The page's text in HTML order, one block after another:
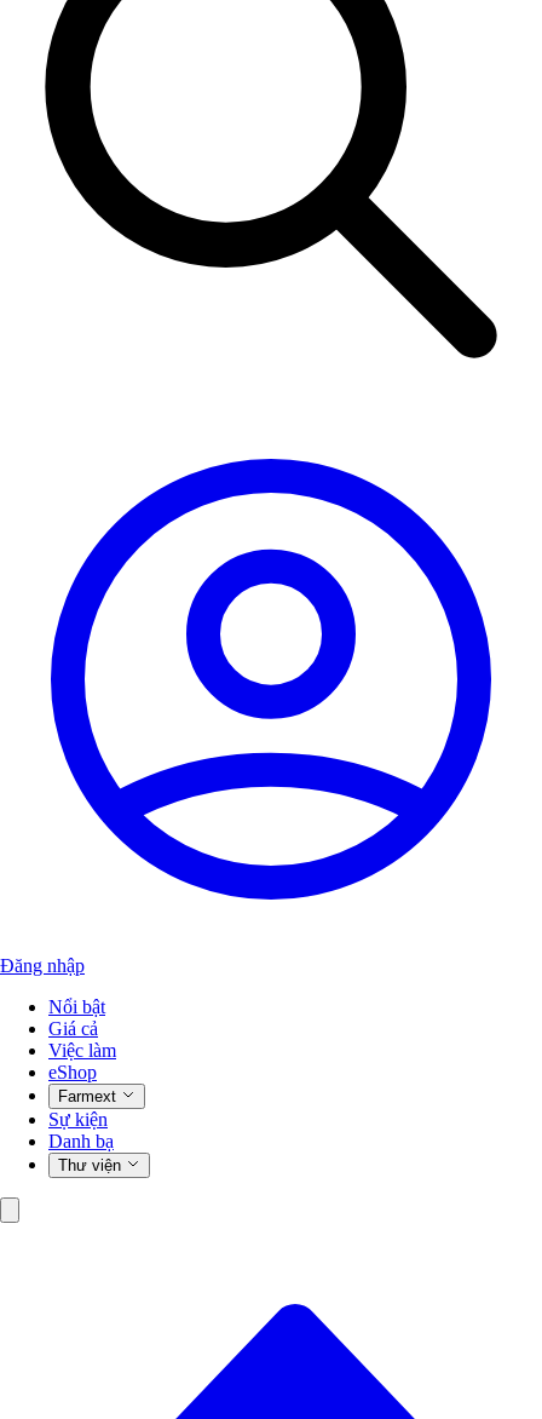
Đăng nhập
Nổi bật
Giá cả
Việc làm
eShop
Farmext
Sự kiện
Danh bạ
Thư viện